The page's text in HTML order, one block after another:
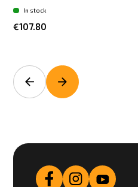
€107.80
In stock